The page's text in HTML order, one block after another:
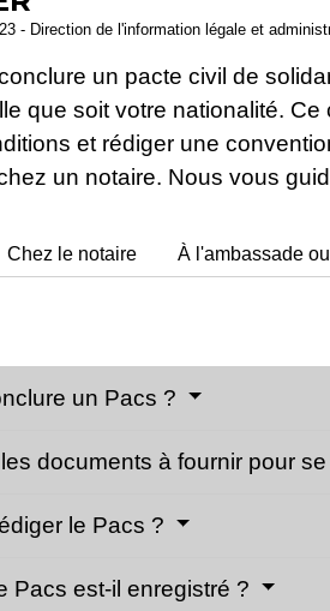
- Direction de l'information légale et
un pacte civil de
que soit votre nationalité.
et rédiger une
un notaire. Nous vous
Chez le notaire À l'ambassade
un Pacs ?
documents à fournir pour
le Pacs ?
Pacs est-il enregistré ?